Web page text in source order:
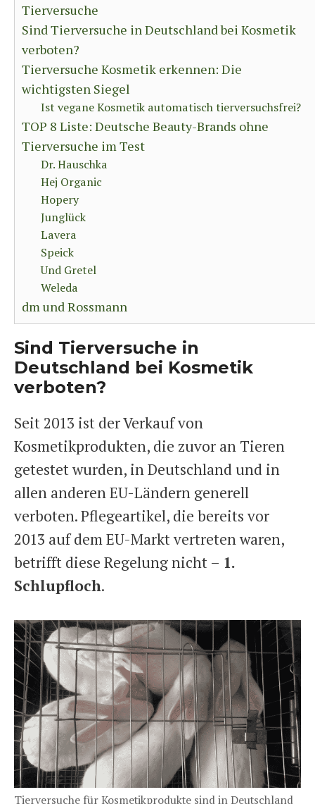
Tierversuche
Sind Tierversuche in Deutschland bei Kosmetik
verboten?
Tierversuche Kosmetik erkennen: Die
wichtigsten Siegel
Ist vegane Kosmetik automatisch tierversuchsfrei?
TOP 8 Liste: Deutsche Beauty-Brands ohne
Tierversuche im Test
Dr. Hauschka
Hej Organic
Hopery
Junglück
Lavera
Speick
Und Gretel
Weleda
dm und Rossmann
Sind Tierversuche in
Deutschland bei Kosmetik
verboten?
Seit 2013 ist der Verkauf von
Kosmetikprodukten, die zuvor an Tieren
getestet wurden, in Deutschland und in
allen anderen EU-Ländern generell
verboten. Pflegeartikel, die bereits vor
2013 auf dem EU-Markt vertreten waren,
betrifft diese Regelung nicht – 1.
Schlupfloch.
Tierversuche für Kosmetikprodukte sind in Deutschland